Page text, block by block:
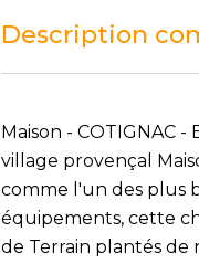
Description
Maison - COTIGNAC
village provençal
comme l'un des plus
équipements, cette
de Terrain plantés de